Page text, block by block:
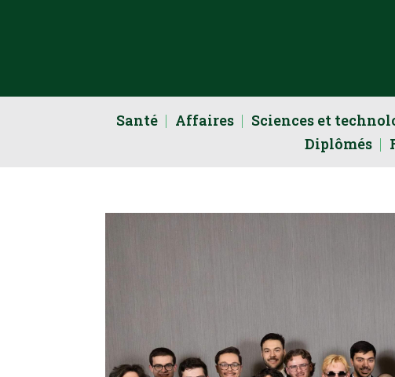
Santé Affaires Sciences et
Diplômés